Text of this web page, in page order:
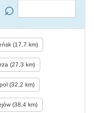
(17,7 km)
(27,3 km)
(32,2 km)
(38,4 km)